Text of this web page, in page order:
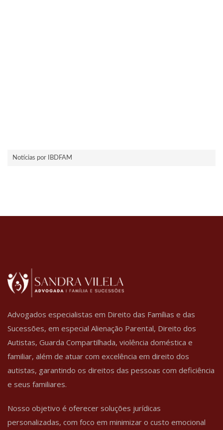
Notícias por IBDFAM
Advogados especialistas em Direito das Famílias e das
Sucessões, em especial Alienação Parental, Direito dos
Autistas, Guarda Compartilhada, violência doméstica e
familiar, além de atuar com excelência em direito dos
autistas, garantindo os direitos das pessoas com deficiência
e seus familiares.
Nosso objetivo é oferecer soluções jurídicas
personalizadas, com foco em minimizar o custo emocional